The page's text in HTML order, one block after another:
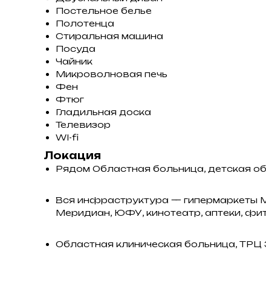
Постельное белье
Полотенца
Стиральная машина
Посуда
Чайник
Микроволновая печь
Фен
Фтюг
Гладильная доска
Телевизор
WI-fi
Локация
Рядом Областная больница, детская
Вся инфраструктура — гипермаркеты
Меридиан, ЮФУ, кинотеатр, аптеки,
Областная клиническая больница,